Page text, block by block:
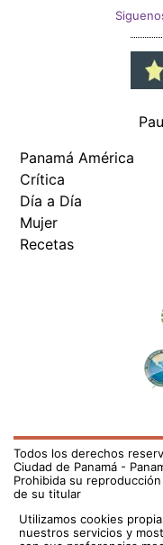
Panamá América
Crítica
Día a Día
Mujer
Recetas
Todos los derechos
Ciudad de Panamá -
Prohibida su
de su titular
Utilizamos cookies
nuestros servicios y